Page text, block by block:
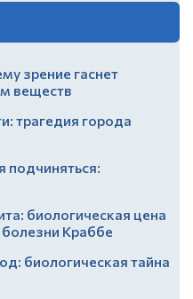
зрение гаснет
веществ
трагедия города
подчиняться:
биологическая цена
Краббе
биологическая тайна